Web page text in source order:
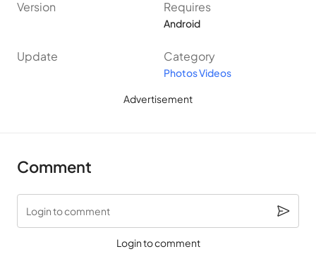
Version Requires
Android
Update Category
Photos Videos
Advertisement
Comment
Login to comment
Login to comment